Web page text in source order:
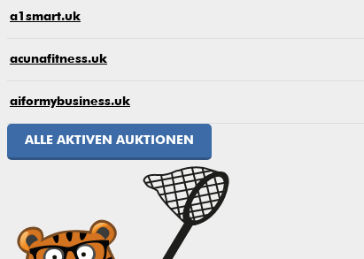
a1smart.uk
acunafitness.uk
aiformybusiness.uk
ALLE AKTIVEN AUKTIONEN